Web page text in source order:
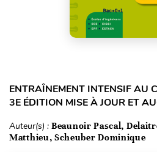
ENTRAÎNEMENT INTENSIF AU
3E ÉDITION MISE À JOUR ET
Auteur(s) : Beaunoir Pascal,
Matthieu, Scheuber Dominique